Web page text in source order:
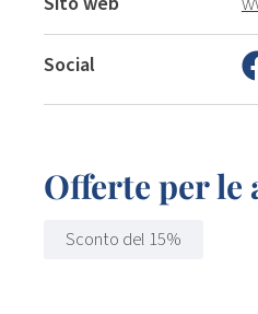
Social
Offerte per le
Sconto del 15%